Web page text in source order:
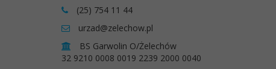
(25) 754 11 44
urzad@zelechow.pl
BS Garwolin O/Żelechów
32 9210 0008 0019 2239 2000 0040